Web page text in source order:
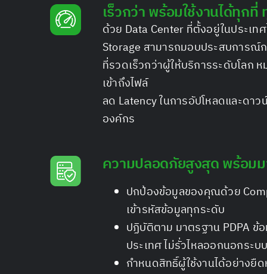
เร็วกว่า พร้อมใช้งานได้ทุกที่
ด้วย Data Center ที่ตั้งอยู่ในประเท
Storage สามารถมอบประสบการณ์
ที่รวดเร็วกว่าผู้ให้บริการระดับโลก
เข้าถึงไฟล์
ลด Latency ในการอัปโหลดและดา
องค์กร
ความปลอดภัยสูงสุด พร้อม
ปกป้องข้อมูลของคุณด้วย
เข้ารหัสข้อมูลทุกระดับ
ปฏิบัติตาม มาตรฐาน PDPA ข้
ประเทศ ไม่รั่วไหลออกนอกระบบ
กำหนดสิทธิ์ผู้ใช้งานได้อย่างยื